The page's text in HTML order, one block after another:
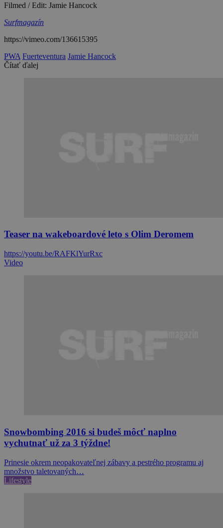
Filmed / Edit: Jamie Hancock
Surfmagazín
https://vimeo.com/136615395
PWA Fuerteventura Jamie Hancock
Čítať ďalej
Teaser na wakeboardové leto s Olim Deromem
https://youtu.be/RAFKlYurRxc
Video
​Snowbombing 2016 si budeš môcť naplno
vychutnať už za 3 týždne!
Prinesie okrem neopakovateľnej zábavy a pestrého programu aj
množstvo taletovaných…
Lifestyle